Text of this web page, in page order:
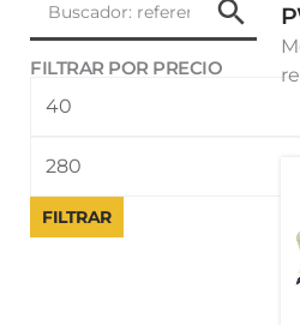
FILTRAR POR PRECIO
mínimo
máximo
FILTRAR